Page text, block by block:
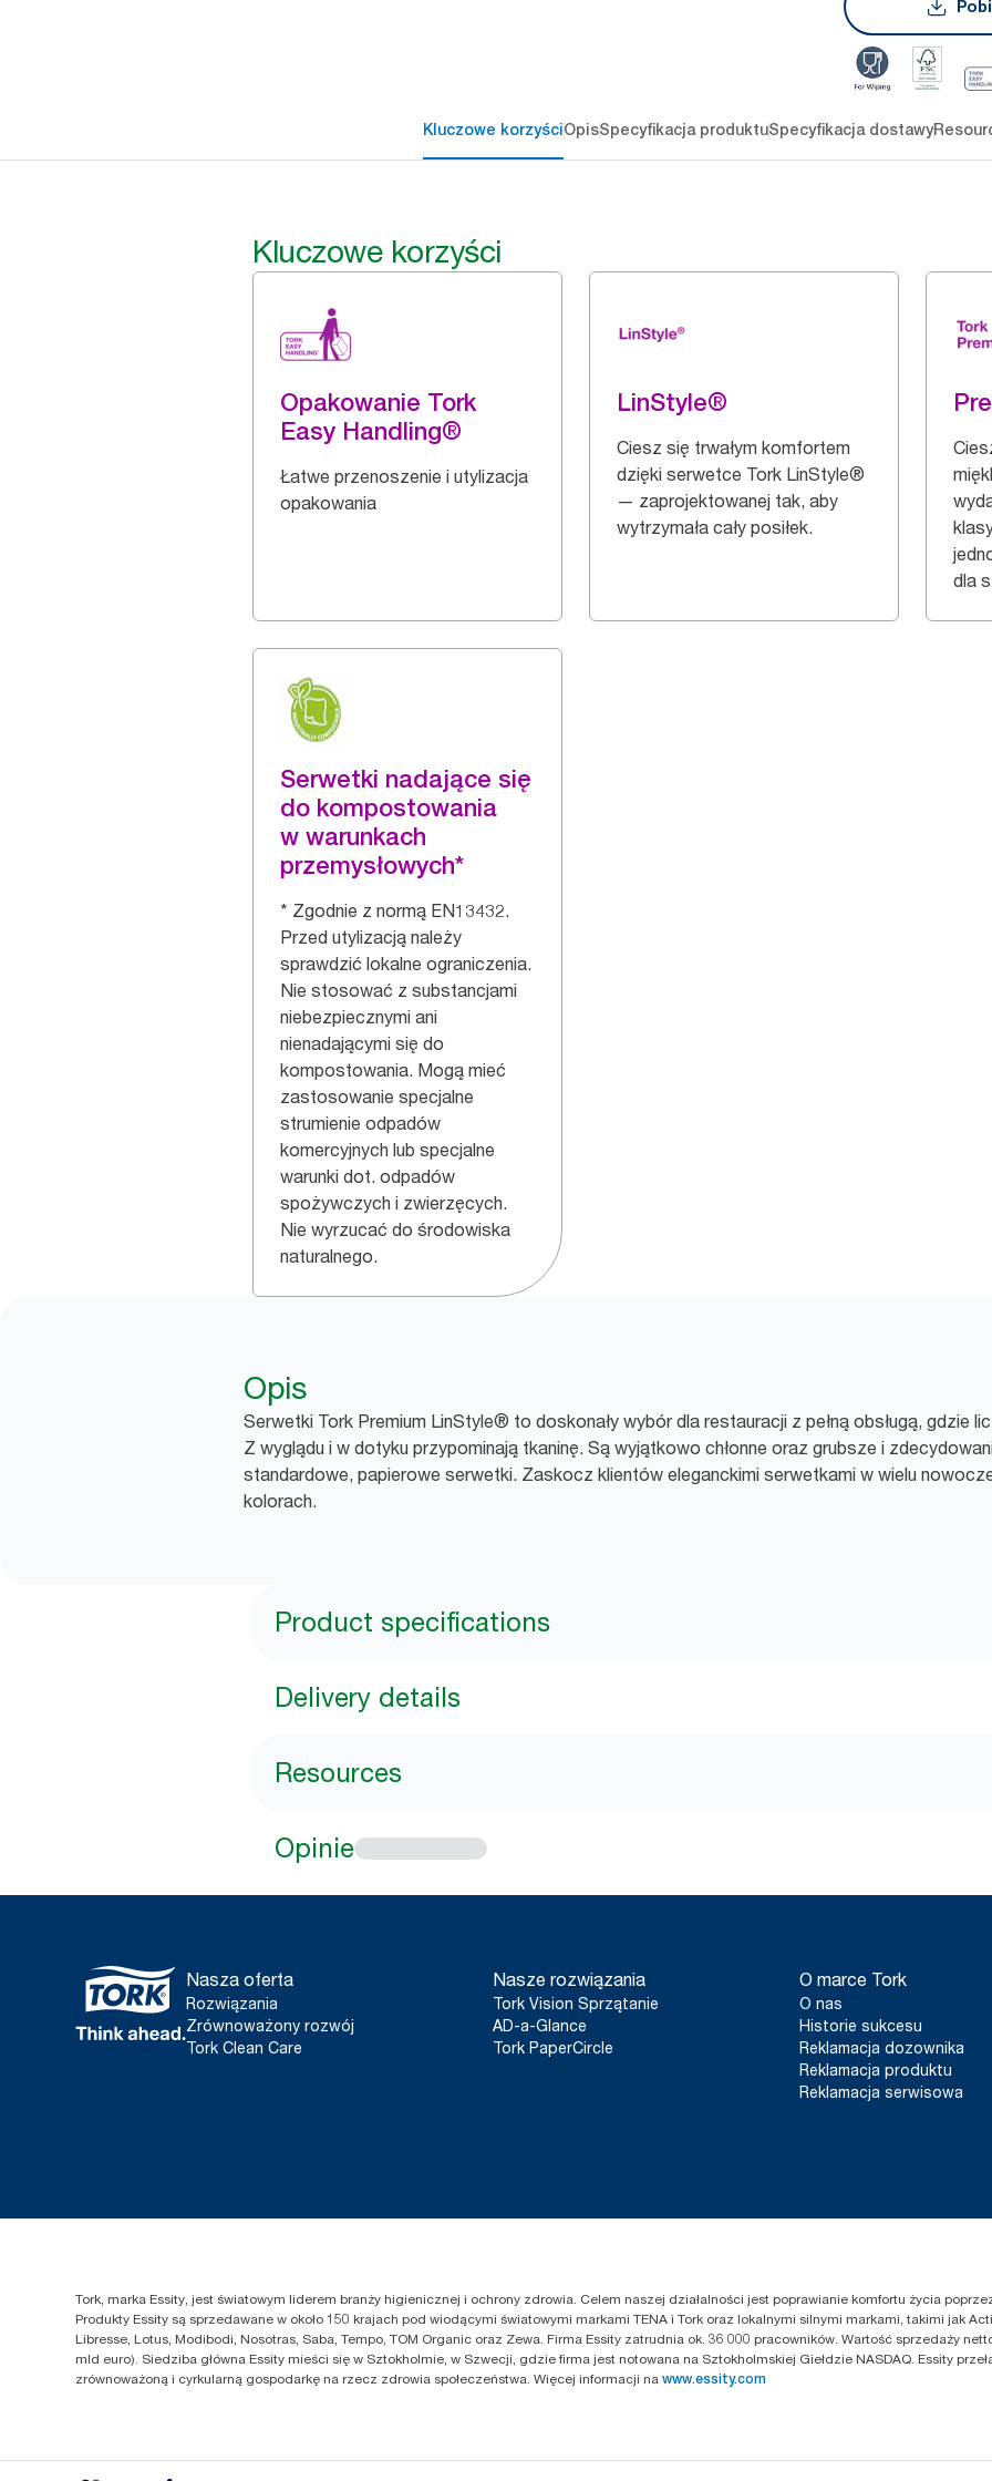
Kluczowe korzyściOpisSpecyfikacja produktuSpecyfikacja dostawy
Kluczowe korzyści
Opakowanie Tork
Easy Handling®
Łatwe przenoszenie i utylizacja
opakowania
LinStyle®
Ciesz się trwałym komfortem
dzięki serwetce Tork LinStyle®
— zaprojektowanej tak, aby
wytrzymała cały posiłek.
dla
Serwetki nadające się
do kompostowania
w warunkach
przemysłowych*
* Zgodnie z normą EN13432.
Przed utylizacją należy
sprawdzić lokalne ograniczenia.
Nie stosować z substancjami
niebezpiecznymi ani
nienadającymi się do
kompostowania. Mogą mieć
zastosowanie specjalne
strumienie odpadów
komercyjnych lub specjalne
warunki dot. odpadów
spożywczych i zwierzęcych.
Nie wyrzucać do środowiska
naturalnego.
Opis
Serwetki Tork Premium LinStyle® to doskonały wybór dla restauracji z pełną obsługą, gdzie
Z wyglądu i w dotyku przypominają tkaninę. Są wyjątkowo chłonne oraz grubsze i
standardowe, papierowe serwetki. Zaskocz klientów eleganckimi serwetkami w wielu
kolorach.
Product specifications
Delivery details
Resources
Opinie
Nasza oferta
Rozwiązania
Zrównoważony rozwój
Tork Clean Care
Nasze rozwiązania
Tork Vision Sprzątanie
AD-a-Glance
Tork PaperCircle
O marce Tork
O nas
Historie sukcesu
Reklamacja dozownika
Reklamacja produktu
Reklamacja serwisowa
Tork, marka Essity, jest światowym liderem branży higienicznej i ochrony zdrowia. Celem naszej działalności jest poprawianie komfortu życia
Produkty Essity są sprzedawane w około 150 krajach pod wiodącymi światowymi markami TENA i Tork oraz lokalnymi silnymi markami, takimi jak
Libresse, Lotus, Modibodi, Nosotras, Saba, Tempo, TOM Organic oraz Zewa. Firma Essity zatrudnia ok. 36 000 pracowników. Wartość sprzedaży
mld euro). Siedziba główna Essity mieści się w Sztokholmie, w Szwecji, gdzie firma jest notowana na Sztokholmskiej Giełdzie NASDAQ. Essity
zrównoważoną i cyrkularną gospodarkę na rzecz zdrowia społeczeństwa. Więcej informacji na www.essity.com